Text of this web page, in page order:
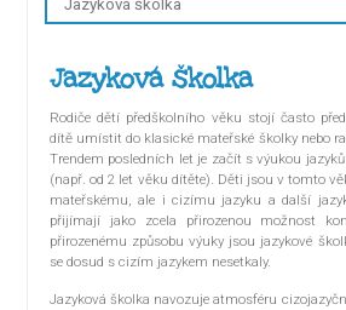
Jazyková školka
Rodiče dětí předškolního věku stojí často
dítě umístit do klasické mateřské školky nebo
Trendem posledních let je začít s výukou
(např. od 2 let věku dítěte). Děti jsou v tomto
mateřskému, ale i cizímu jazyku a další
přijímají jako zcela přirozenou možnost
přirozenému způsobu výuky jsou jazykové
se dosud s cizím jazykem nesetkaly.
Jazyková školka navozuje atmosféru